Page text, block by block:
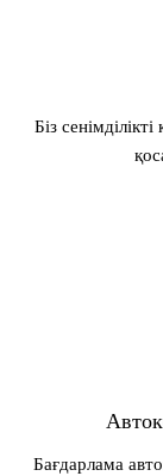
Біз
Бағдарлама